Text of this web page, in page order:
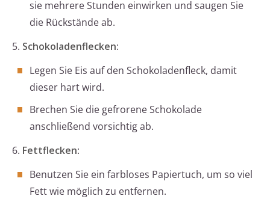
sie mehrere Stunden einwirken und saugen Sie
die Rückstände ab.
5. Schokoladenflecken:
Legen Sie Eis auf den Schokoladenfleck, damit
dieser hart wird.
Brechen Sie die gefrorene Schokolade
anschließend vorsichtig ab.
6. Fettflecken:
Benutzen Sie ein farbloses Papiertuch, um so viel
Fett wie möglich zu entfernen.